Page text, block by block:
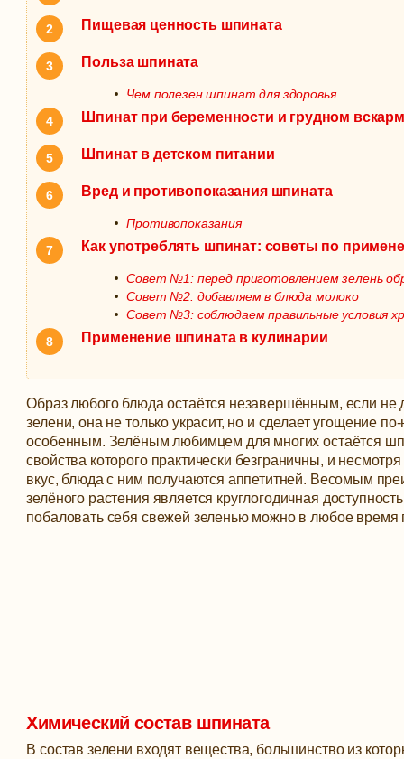
Пищевая ценность шпината
Польза шпината
Чем полезен шпинат для здоровья
Шпинат при беременности и грудном
Шпинат в детском питании
Вред и противопоказания шпината
Противопоказания
Как употреблять шпинат: советы по
Совет №1: перед приготовлением зелень
Совет №2: добавляем в блюда молоко
Совет №3: соблюдаем правильные условия
Применение шпината в кулинарии
Образ любого блюда остаётся незавершённым, если не
зелени, она не только украсит, но и сделает угощение
особенным. Зелёным любимцем для многих остаётся
свойства которого практически безграничны, и
вкус, блюда с ним получаются аппетитней. Весомым
зелёного растения является круглогодичная
побаловать себя свежей зеленью можно в любое время
Химический состав шпината
В состав зелени входят вещества, большинство из